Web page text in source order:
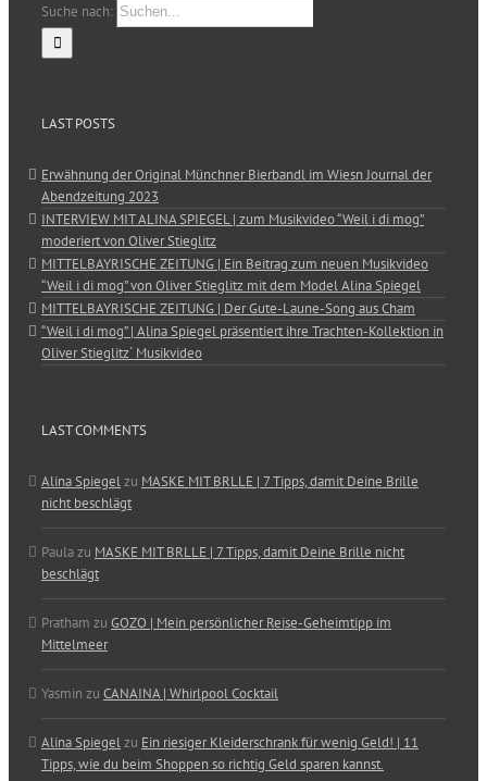
Suche nach:
LAST POSTS
Erwähnung der Original Münchner Bierbandl im Wiesn Journal der
Abendzeitung 2023
INTERVIEW MIT ALINA SPIEGEL | zum Musikvideo “Weil i di mog”
moderiert von Oliver Stieglitz
MITTELBAYRISCHE ZEITUNG | Ein Beitrag zum neuen Musikvideo
“Weil i di mog” von Oliver Stieglitz mit dem Model Alina Spiegel
MITTELBAYRISCHE ZEITUNG | Der Gute-Laune-Song aus Cham
“Weil i di mog” | Alina Spiegel präsentiert ihre Trachten-Kollektion in
Oliver Stieglitz´ Musikvideo
LAST COMMENTS
Alina Spiegelzu MASKE MIT BRLLE | 7 Tipps, damit Deine Brille
nicht beschlägt
Paulazu MASKE MIT BRLLE | 7 Tipps, damit Deine Brille nicht
beschlägt
Pratham zu GOZO | Mein persönlicher Reise-Geheimtipp im
Mittelmeer
Yasmin zu CANAINA | Whirlpool Cocktail
Alina Spiegelzu Ein riesiger Kleiderschrank für wenig Geld! | 11
Tipps, wie du beim Shoppen so richtig Geld sparen kannst.